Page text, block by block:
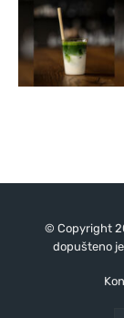
© Copyright
dopušteno je